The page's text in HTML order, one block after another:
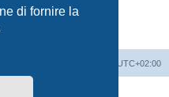
di fornire la
UTC+02:00
© phpBB Limited